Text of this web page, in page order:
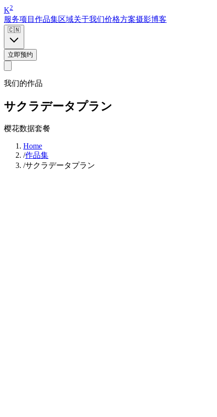
K2
服务项目 作品集区域关于我们价格方案摄影博客
🇨🇳
立即预约
我们的作品
サクラデータプラン
樱花数据套餐
Home
/作品集
/サクラデータプラン